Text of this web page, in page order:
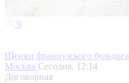
9
Щенки французского бульдога
Москва Сегодня, 12:14
Договорная